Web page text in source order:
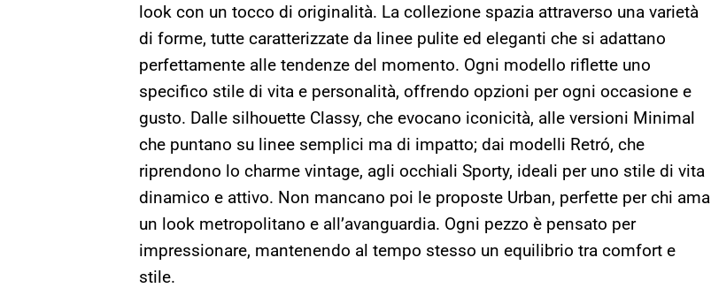
look con un tocco di originalità. La collezione spazia attraverso una varietà
di forme, tutte caratterizzate da linee pulite ed eleganti che si adattano
perfettamente alle tendenze del momento. Ogni modello riflette uno
specifico stile di vita e personalità, offrendo opzioni per ogni occasione e
gusto. Dalle silhouette Classy, che evocano iconicità, alle versioni Minimal
che puntano su linee semplici ma di impatto; dai modelli Retró, che
riprendono lo charme vintage, agli occhiali Sporty, ideali per uno stile di vita
dinamico e attivo. Non mancano poi le proposte Urban, perfette per chi ama
un look metropolitano e all’avanguardia. Ogni pezzo è pensato per
impressionare, mantenendo al tempo stesso un equilibrio tra comfort e
stile.